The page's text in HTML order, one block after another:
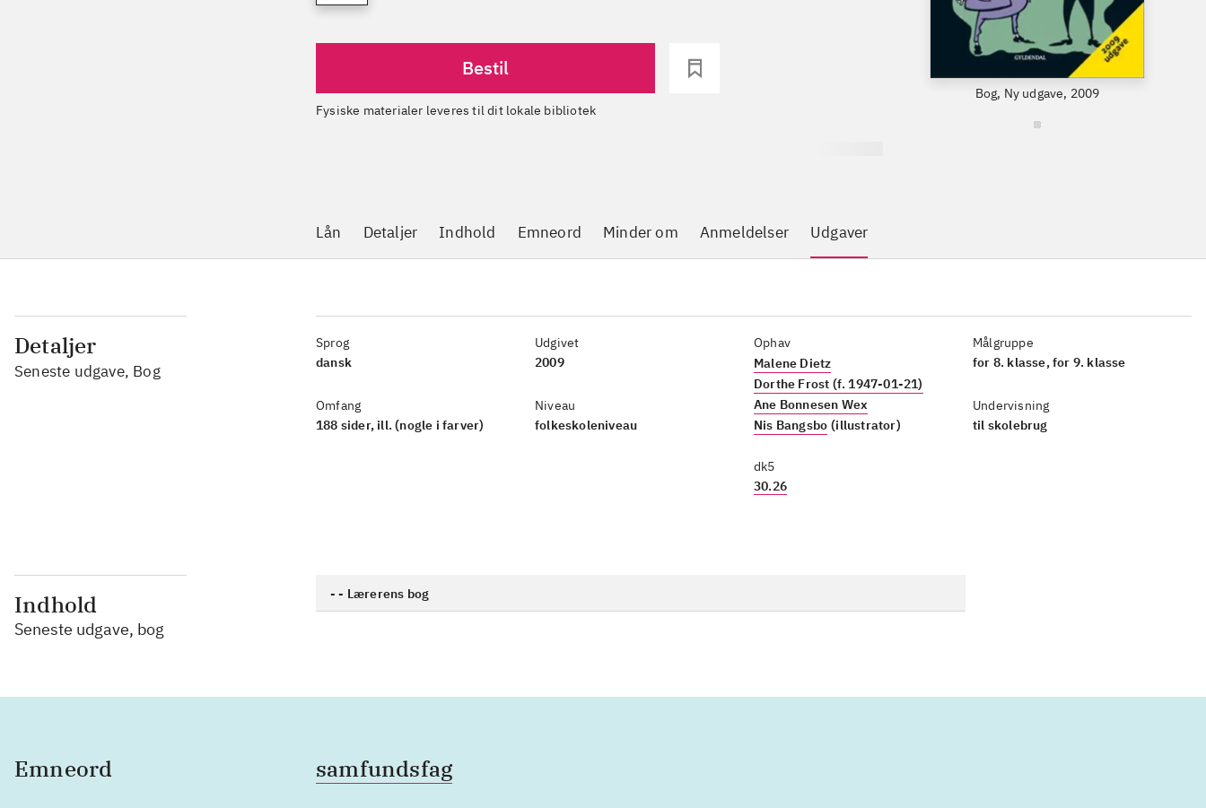
Bog, Ny udgave, 2009
Bestil
Fysiske materialer leveres til dit lokale bibliotek
Lån Detaljer Indhold Emneord Minder om Anmeldelser Udgaver
Detaljer
Seneste udgave, Bog
Sprog
dansk
Omfang
188 sider, ill. (nogle i farver)
Udgivet
2009
Niveau
folkeskoleniveau
Ophav
Malene Dietz
Dorthe Frost (f. 1947-01-21)
Ane Bonnesen Wex
Nis Bangsbo (illustrator)
dk5
30.26
Målgruppe
for 8. klasse, for 9. klasse
Undervisning
til skolebrug
Indhold
Seneste udgave, bog
- - Lærerens bog
Emneord samfundsfag